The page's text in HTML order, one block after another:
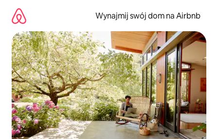
treści
Wynajmij swój dom na Airbnb